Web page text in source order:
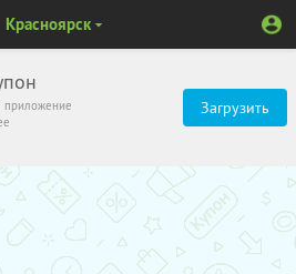
приложение
Загрузить
Красноярск